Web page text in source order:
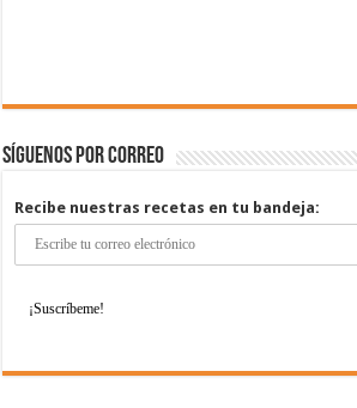
Síguenos por correo
Recibe nuestras recetas en tu bandeja: